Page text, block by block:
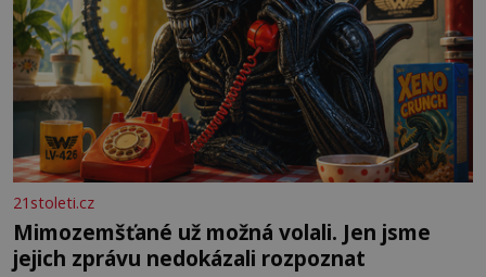
21stoleti.cz
Mimozemšťané už možná volali. Jen jsme
jejich zprávu nedokázali rozpoznat